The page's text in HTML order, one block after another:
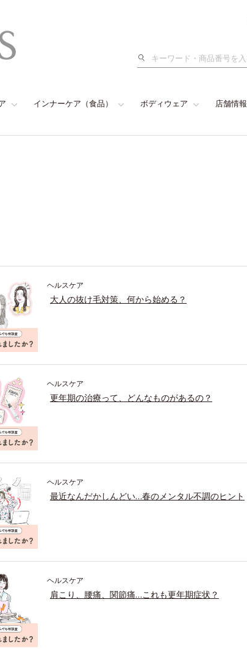
検
インナーケア（食品） ボディウェア 店舗情報
ヘルスケア
大人の抜け毛対策、何から始める？
ヘルスケア
更年期の治療って、どんなものがあるの？
ヘルスケア
最近なんだかしんどい…春のメンタル不調のヒント
ヘルスケア
肩こり、腰痛、関節痛…これも更年期症状？